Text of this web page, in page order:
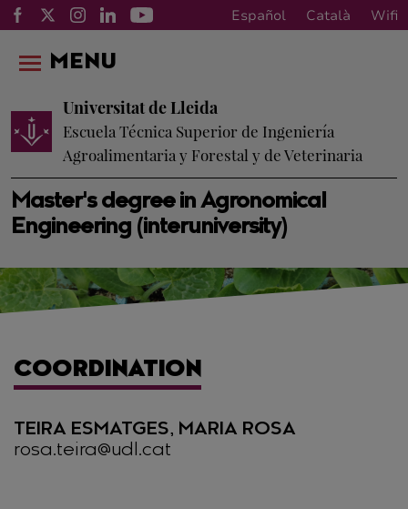
Español Català Wifi
Master's degree in Agronomical
Engineering (interuniversity)
Universitat de Lleida
Escuela Técnica Superior de Ingeniería
Agroalimentaria y Forestal y de Veterinaria
MENU
COORDINATION
TEIRA ESMATGES, MARIA ROSA
rosa.teira@udl.cat